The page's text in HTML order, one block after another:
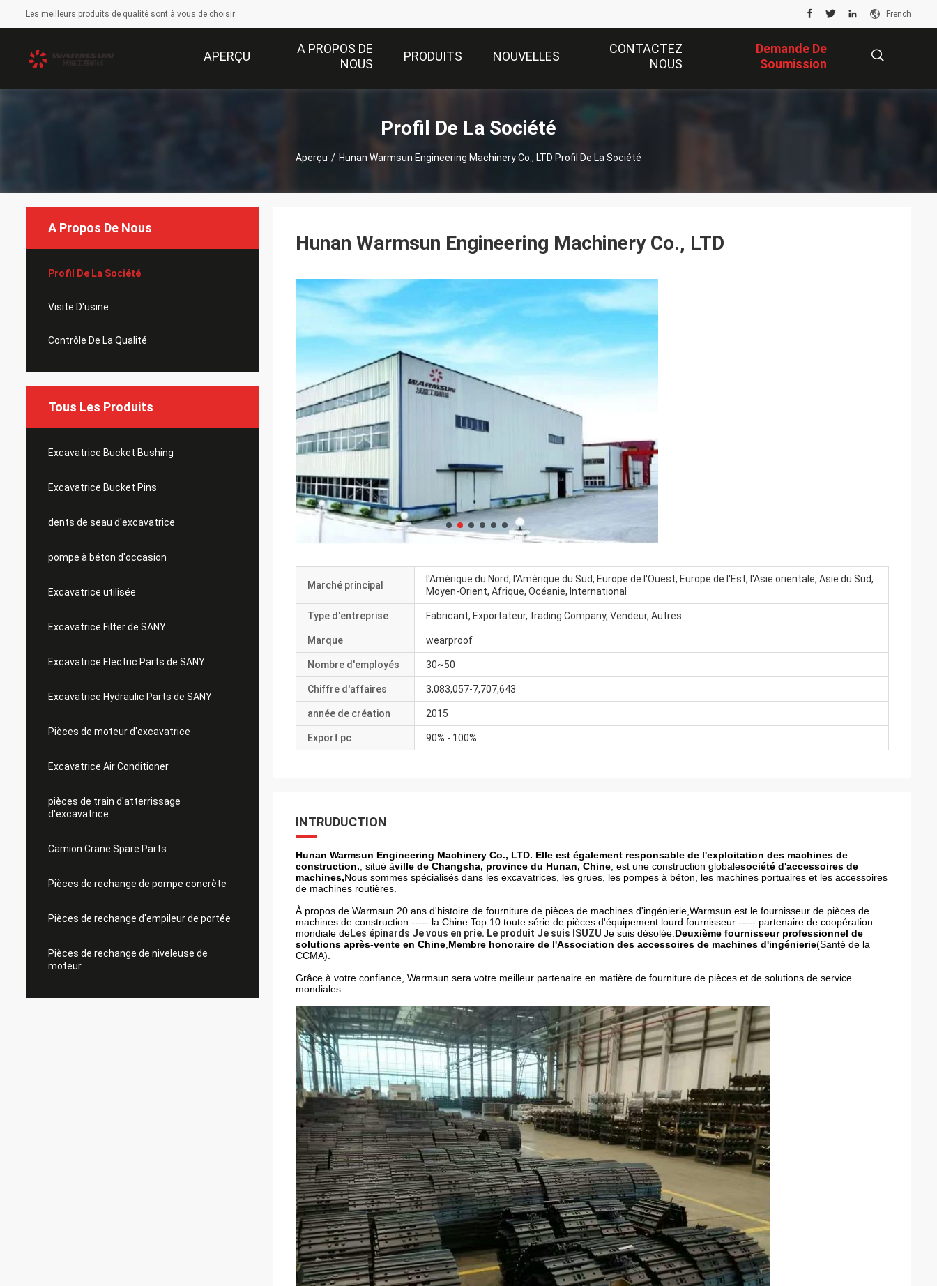
Les meilleurs produits de qualité sont à vous de choisir French
APERÇU
A PROPOS DE
NOUS
PRODUITS NOUVELLES
CONTACTEZ
NOUS
Demande De
Soumission
Profil De La Société
Aperçu / Hunan Warmsun Engineering Machinery Co., LTD Profil De La Société
A Propos De Nous
Profil De La Société
Visite D'usine
Contrôle De La Qualité
Tous Les Produits
Excavatrice Bucket Bushing
Excavatrice Bucket Pins
dents de seau d'excavatrice
pompe à béton d'occasion
Excavatrice utilisée
Excavatrice Filter de SANY
Excavatrice Electric Parts de SANY
Excavatrice Hydraulic Parts de SANY
Pièces de moteur d'excavatrice
Excavatrice Air Conditioner
pièces de train d'atterrissage
d'excavatrice
Camion Crane Spare Parts
Pièces de rechange de pompe concrète
Pièces de rechange d'empileur de portée
Pièces de rechange de niveleuse de
moteur
Hunan Warmsun Engineering Machinery Co., LTD
Marché principal
l'Amérique du Nord, l'Amérique du Sud, Europe de l'Ouest, Europe de l'Est, l'Asie orientale, Asie du Sud,
Moyen-Orient, Afrique, Océanie, International
Type d'entreprise Fabricant, Exportateur, trading Company, Vendeur, Autres
Marque wearproof
Nombre d'employés 30~50
Chiffre d'affaires 3,083,057-7,707,643
année de création 2015
Export pc 90% - 100%
INTRUDUCTION
Hunan Warmsun Engineering Machinery Co., LTD. Elle est également responsable de l'exploitation des machines de
construction. , situé àville de Changsha, province du Hunan, Chine , est une construction globalesociété d'accessoires de
machines,Nous sommes spécialisés dans les excavatrices, les grues, les pompes à béton, les machines portuaires et les accessoires
de machines routières.
À propos de Warmsun 20 ans d'histoire de fourniture de pièces de machines d'ingénierie,Warmsun est le fournisseur de pièces de
machines de construction ----- la Chine Top 10 toute série de pièces d'équipement lourd fournisseur ----- partenaire de coopération
mondiale deLes épinards Je vous en prie. Le produit Je suis ISUZU Je suis désolée. Deuxième fournisseur professionnel de
solutions après-vente en Chine Membre honoraire de l'Association des accessoires de machines d'ingénierie(Santé de la
CCMA).
Grâce à votre confiance, Warmsun sera votre meilleur partenaire en matière de fourniture de pièces et de solutions de service
mondiales.